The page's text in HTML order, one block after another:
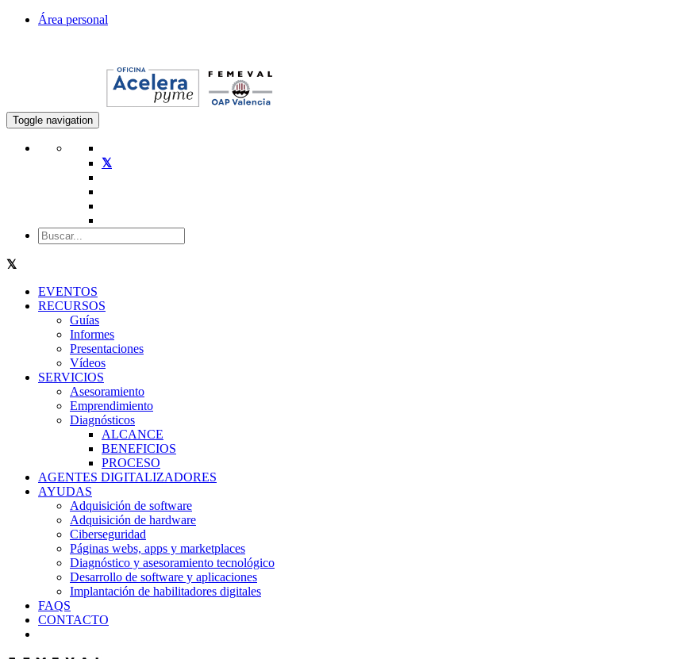
Área personal
Toggle navigation
EVENTOS
RECURSOS
Guías
Informes
Presentaciones
Vídeos
SERVICIOS
Asesoramiento
Emprendimiento
Diagnósticos
ALCANCE
BENEFICIOS
PROCESO
AGENTES DIGITALIZADORES
AYUDAS
Adquisición de software
Adquisición de hardware
Ciberseguridad
Páginas webs, apps y marketplaces
Diagnóstico y asesoramiento tecnológico
Desarrollo de software y aplicaciones
Implantación de habilitadores digitales
FAQS
CONTACTO